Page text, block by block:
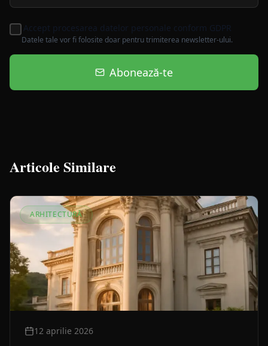
Accept procesarea datelor personale conform GDPR
Datele tale vor fi folosite doar pentru trimiterea newsletter-ului.
Abonează-te
Articole Similare
ARHITECTURĂ
12 aprilie 2026